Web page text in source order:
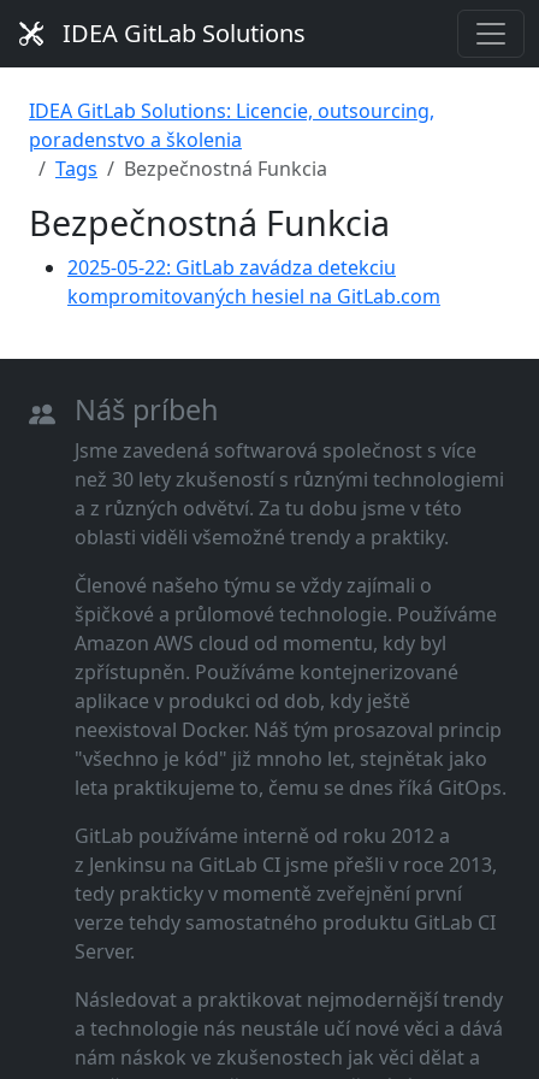
IDEA GitLab Solutions
IDEA GitLab Solutions: Licencie, outsourcing,
poradenstvo a školenia
Tags
Bezpečnostná Funkcia
Bezpečnostná Funkcia
2025-05-22: GitLab zavádza detekciu
kompromitovaných hesiel na GitLab.com
Náš príbeh
Jsme zavedená softwarová společnost s více
než 30 lety zkušeností s různými technologiemi
a z různých odvětví. Za tu dobu jsme v této
oblasti viděli všemožné trendy a praktiky.
Členové našeho týmu se vždy zajímali o
špičkové a průlomové technologie. Používáme
Amazon AWS cloud od momentu, kdy byl
zpřístupněn. Používáme kontejnerizované
aplikace v produkci od dob, kdy ještě
neexistoval Docker. Náš tým prosazoval princip
"všechno je kód" již mnoho let, stejnětak jako
leta praktikujeme to, čemu se dnes říká GitOps.
GitLab používáme interně od roku 2012 a
z Jenkinsu na GitLab CI jsme přešli v roce 2013,
tedy prakticky v momentě zveřejnění první
verze tehdy samostatného produktu GitLab CI
Server.
Následovat a praktikovat nejmodernější trendy
a technologie nás neustále učí nové věci a dává
nám náskok ve zkušenostech jak věci dělat a